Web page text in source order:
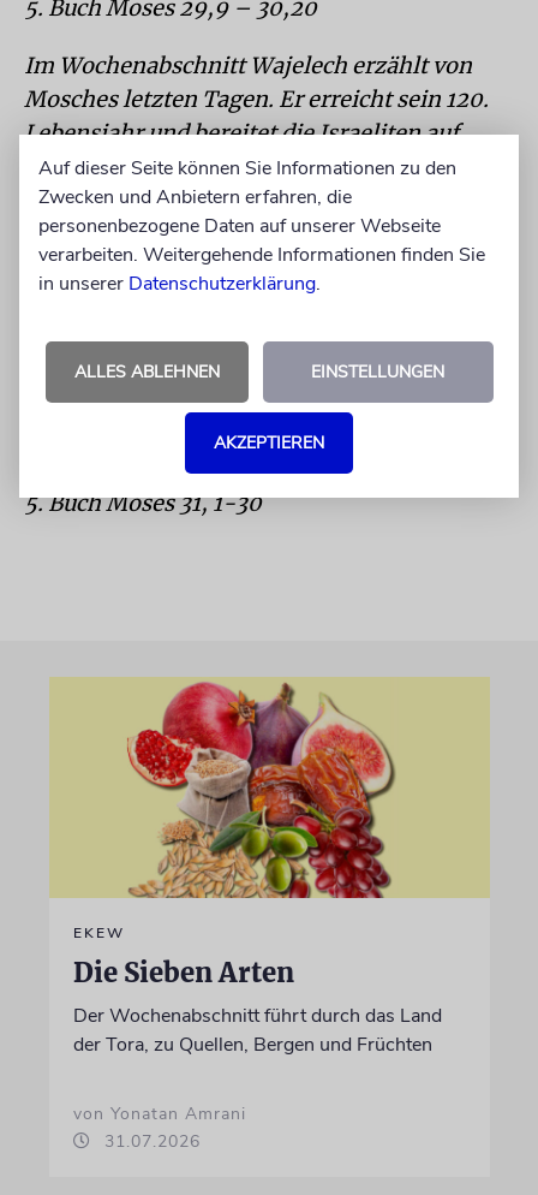
5. Buch Moses 29,9 – 30,20
Im Wochenabschnitt Wajelech erzählt von
Mosches letzten Tagen. Er erreicht sein 120.
Lebensjahr und bereitet die Israeliten auf
seinen baldigen Tod vor. Er verkündet, dass
Jehoschua sein Nachfolger sein wird. Die
Parascha erwähnt eine weitere Mizwa: In
jedem siebten Jahr sollen sich alle Männer,
Frauen und Kinder im Tempel in Jeruslaem
versammeln, um aus dem Mund des Königs
Teile aus der Tora zu hören. Mosche
unterrichtet die Ältesten und die Priester von
der Wichtigkeit der Toralesung und warnt sie
erneut vor Götzendienst.
5. Buch Moses 31, 1-30
EKEW
Die Sieben Arten
Der Wochenabschnitt führt durch das Land
der Tora, zu Quellen, Bergen und Früchten
von Yonatan Amrani
31.07.2026
Auf dieser Seite können Sie Informationen zu den
Zwecken und Anbietern erfahren, die
personenbezogene Daten auf unserer Webseite
verarbeiten. Weitergehende Informationen finden Sie
in unserer Datenschutzerklärung.
ALLES ABLEHNEN EINSTELLUNGEN
AKZEPTIEREN